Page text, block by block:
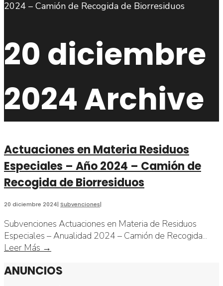
búsqueda
20 diciembre
2024Archive
Actuaciones en Materia Residuos
Especiales – Año 2024 – Camión de
Recogida de Biorresiduos
20 diciembre 2024| Subvenciones|
Subvenciones Actuaciones en Materia de Residuos
Especiales – Anualidad 2024 – Camión de Recogida...
Leer Más →
Materia
ANUNCIOS